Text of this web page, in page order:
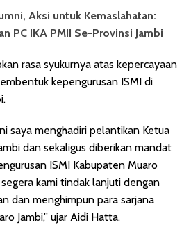
Aksi untuk Kemaslahatan:
PC IKA PMII Se-Provinsi Jambi
rasa syukurnya atas kepercayaan
kepengurusan ISMI di
saya menghadiri pelantikan Ketua
dan sekaligus diberikan mandat
ISMI Kabupaten Muaro
segera kami tindak lanjuti dengan
dan menghimpun para sarjana
Jambi,” ujar Aidi Hatta.